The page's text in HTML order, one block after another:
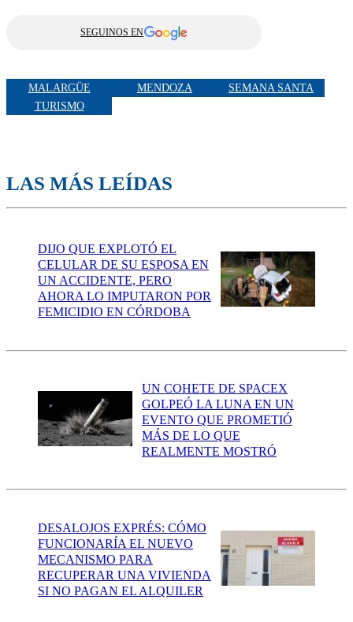
SEGUINOS EN
MALARGÜE MENDOZA
SEMANA SANTA
TURISMO
LAS MÁS LEÍDAS
DIJO QUE EXPLOTÓ EL
CELULAR DE SU ESPOSA EN
UN ACCIDENTE, PERO
AHORA LO IMPUTARON POR
FEMICIDIO EN CÓRDOBA
UN COHETE DE SPACEX
GOLPEÓ LA LUNA EN UN
EVENTO QUE PROMETIÓ
MÁS DE LO QUE
REALMENTE MOSTRÓ
DESALOJOS EXPRÉS: CÓMO
FUNCIONARÍA EL NUEVO
MECANISMO PARA
RECUPERAR UNA VIVIENDA
SI NO PAGAN EL ALQUILER